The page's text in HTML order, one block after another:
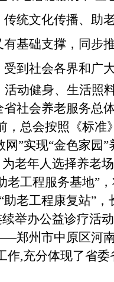
统文化传播、助
基础支撑，同步
到社会各界和广
动健身、生活照
社会养老服务总
总会按照《标准
”实现“金色家园
老年人选择养老
工程服务基地”
老工程康复站”
举办公益诊疗活
郑州市中原区河
,充分体现了省